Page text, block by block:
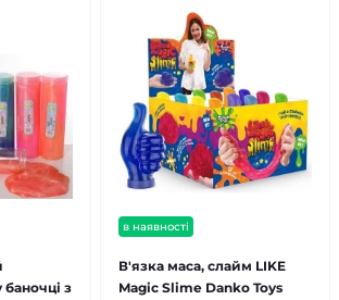
з
в наявності
В'язка маса, слайм LIKE
Magic Slime Danko Toys